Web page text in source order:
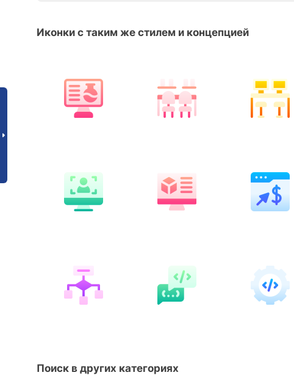
Иконки с таким же стилем и концепцией
Поиск в других категориях